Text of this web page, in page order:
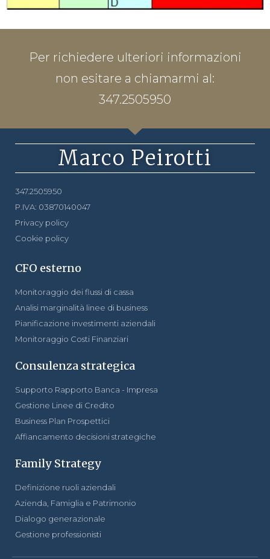
Per richiedere ulteriori informazioni
non esitare a chiamarmi al:
347.2505950
Marco Peirotti
347.2505950
P.IVA: 03870140047
Privacy policy
Cookie policy
CFO esterno
Monitoraggio dei flussi di cassa
Analisi marginalità linee di business
Pianificazione investimenti aziendali
Monitoraggio Costi Finanziari
Consulenza strategica
Supporto Rapporto Banca - Impresa
Gestione Linee di Credito
Business Plan Prospettici
Affiancamento decisioni strategiche
Family Strategy
Definizione ruoli aziendali
Azienda, Famiglia e Patrimonio
Dialogo generazionale
Gestione professionisti